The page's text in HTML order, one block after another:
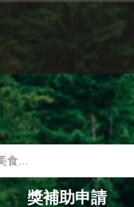
獎補助申請